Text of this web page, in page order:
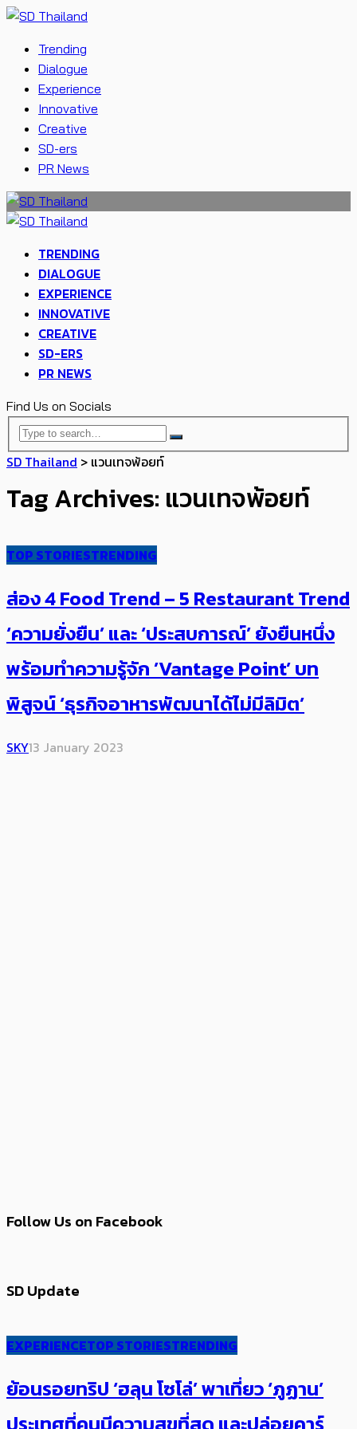
Trending
Dialogue
Experience
Innovative
Creative
SD-ers
PR News
TRENDING
DIALOGUE
EXPERIENCE
INNOVATIVE
CREATIVE
SD-ERS
PR NEWS
Find Us on Socials
SD Thailand > แวนเทจพ้อยท์
Tag Archives: แวนเทจพ้อยท์
TOP STORIESTRENDING
ส่อง 4 Food Trend – 5 Restaurant Trend
‘ความยั่งยืน’ และ ‘ประสบการณ์’ ยังยืนหนึ่ง
พร้อมทำความรู้จัก ’Vantage Point’ บท
พิสูจน์ ‘ธุรกิจอาหารพัฒนาได้ไม่มีลิมิต’
SKY13 January 2023
Follow Us on Facebook
SD Update
EXPERIENCETOP STORIESTRENDING
ย้อนรอยทริป ‘ฮลุน โซโล่’ ​​พาเที่ยว ‘ภูฏาน’